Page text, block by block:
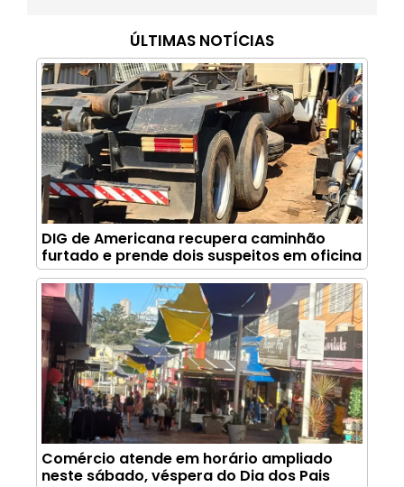
ÚLTIMAS NOTÍCIAS
DIG de Americana recupera caminhão
furtado e prende dois suspeitos em oficina
Comércio atende em horário ampliado
neste sábado, véspera do Dia dos Pais